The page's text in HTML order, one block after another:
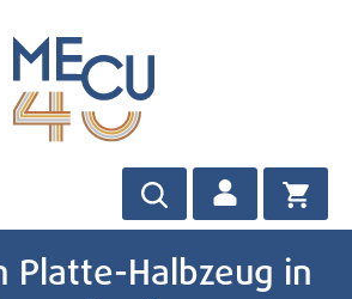
Platte-Halbzeug in